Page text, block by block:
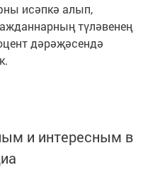
исәпкә алып,
түләвенең
дәрәҗәсендә
и интересным в